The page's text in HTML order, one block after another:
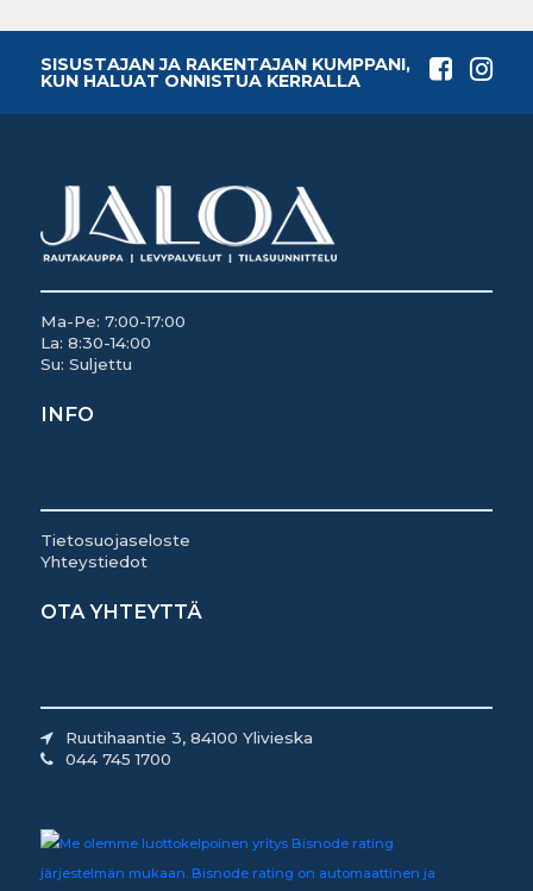
SISUSTAJAN JA RAKENTAJAN KUMPPANI,
KUN HALUAT ONNISTUA KERRALLA
Ma-Pe: 7:00-17:00
La: 8:30-14:00
Su: Suljettu
INFO
Tietosuojaseloste
Yhteystiedot
OTA YHTEYTTÄ
Ruutihaantie 3, 84100 Ylivieska
044 745 1700